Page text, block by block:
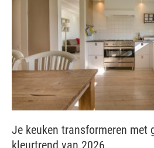
Je keuken transformeren met